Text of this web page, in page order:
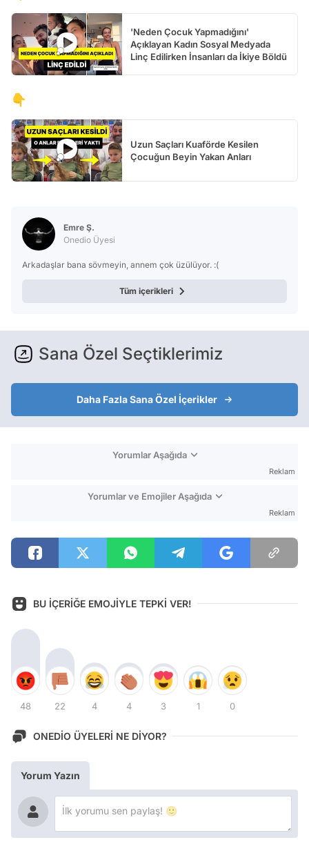
'Neden Çocuk Yapmadığını'
Açıklayan Kadın Sosyal Medyada
Linç Edilirken İnsanları da İkiye Böldü
👇
Uzun Saçları Kuaförde Kesilen
Çocuğun Beyin Yakan Anları
Emre Ş.
Onedio Üyesi
Arkadaşlar bana sövmeyin, annem çok üzülüyor. :(
Tüm içerikleri
Sana Özel Seçtiklerimiz
Daha Fazla Sana Özel İçerikler
Yorumlar Aşağıda
Reklam
Yorumlar ve Emojiler Aşağıda
Reklam
BU İÇERİĞE EMOJİYLE TEPKİ VER!
48 22 4 4 3 1 0
ONEDİO ÜYELERİ NE DİYOR?
Yorum Yazın